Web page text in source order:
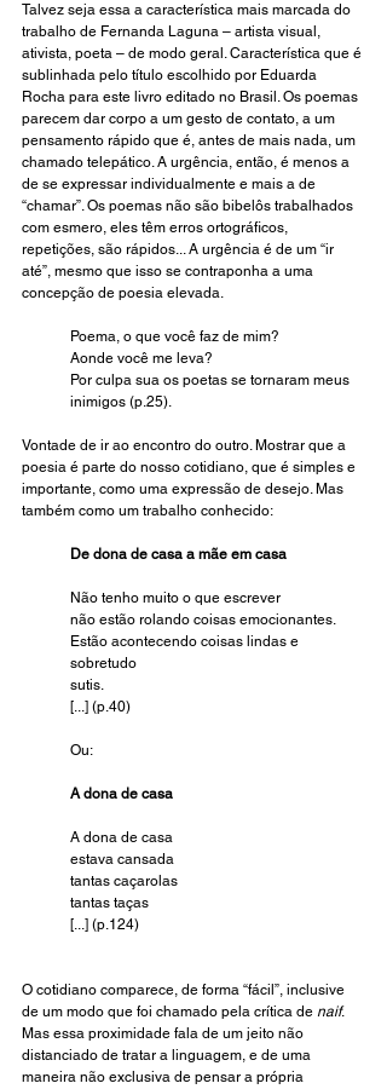
Talvez seja essa a característica mais marcada do
trabalho de Fernanda Laguna – artista visual,
ativista, poeta – de modo geral. Característica que é
sublinhada pelo título escolhido por Eduarda
Rocha para este livro editado no Brasil. Os poemas
parecem dar corpo a um gesto de contato, a um
pensamento rápido que é, antes de mais nada, um
chamado telepático. A urgência, então, é menos a
de se expressar individualmente e mais a de
“chamar”. Os poemas não são bibelôs trabalhados
com esmero, eles têm erros ortográficos,
repetições, são rápidos... A urgência é de um “ir
até”, mesmo que isso se contraponha a uma
concepção de poesia elevada.
Poema, o que você faz de mim?
Aonde você me leva?
Por culpa sua os poetas se tornaram meus
inimigos (p.25).
Vontade de ir ao encontro do outro. Mostrar que a
poesia é parte do nosso cotidiano, que é simples e
importante, como uma expressão de desejo. Mas
também como um trabalho conhecido:
De dona de casa a mãe em casa
Não tenho muito o que escrever
não estão rolando coisas emocionantes.
Estão acontecendo coisas lindas e
sobretudo
sutis.
[...] (p.40)
Ou:
A dona de casa
A dona de casa
estava cansada
tantas caçarolas
tantas taças
[...] (p.124)
O cotidiano comparece, de forma “fácil”, inclusive
de um modo que foi chamado pela crítica de naif.
Mas essa proximidade fala de um jeito não
distanciado de tratar a linguagem, e de uma
maneira não exclusiva de pensar a própria